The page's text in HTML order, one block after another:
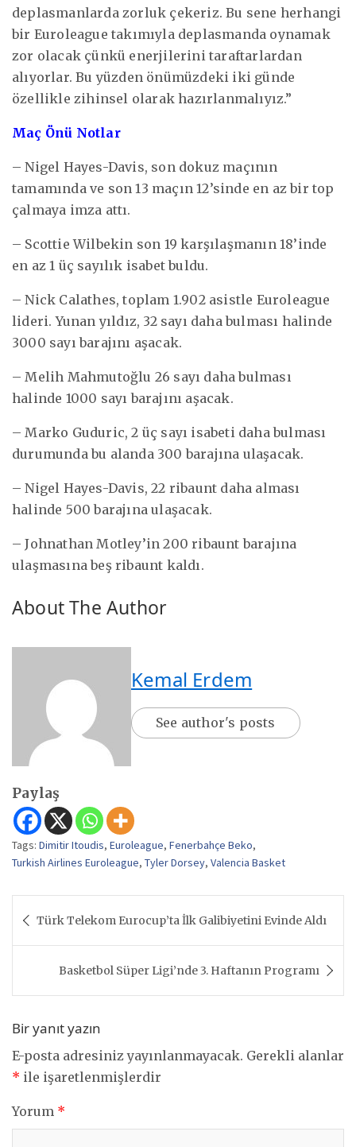
deplasmanlarda zorluk çekeriz. Bu sene herhangi
bir Euroleague takımıyla deplasmanda oynamak
zor olacak çünkü enerjilerini taraftarlardan
alıyorlar. Bu yüzden önümüzdeki iki günde
özellikle zihinsel olarak hazırlanmalıyız.”
Maç Önü Notlar
– Nigel Hayes-Davis, son dokuz maçının
tamamında ve son 13 maçın 12’sinde en az bir top
çalmaya imza attı.
– Scottie Wilbekin son 19 karşılaşmanın 18’inde
en az 1 üç sayılık isabet buldu.
– Nick Calathes, toplam 1.902 asistle Euroleague
lideri. Yunan yıldız, 32 sayı daha bulması halinde
3000 sayı barajını aşacak.
– Melih Mahmutoğlu 26 sayı daha bulması
halinde 1000 sayı barajını aşacak.
– Marko Guduric, 2 üç sayı isabeti daha bulması
durumunda bu alanda 300 barajına ulaşacak.
– Nigel Hayes-Davis, 22 ribaunt daha alması
halinde 500 barajına ulaşacak.
– Johnathan Motley’in 200 ribaunt barajına
ulaşmasına beş ribaunt kaldı.
About The Author
Kemal Erdem
See author's posts
Paylaş
Tags: Dimitir Itoudis, Euroleague, Fenerbahçe Beko,
Turkish Airlines Euroleague, Tyler Dorsey, Valencia Basket
gezinmesi
Türk Telekom Eurocup’ta İlk Galibiyetini Evinde Aldı
Basketbol Süper Ligi’nde 3. Haftanın Programı
Bir yanıt yazın
E-posta adresiniz yayınlanmayacak. Gerekli alanlar
* ile işaretlenmişlerdir
Yorum *